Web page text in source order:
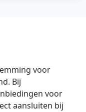
voor
Bij
voor
aansluiten bij